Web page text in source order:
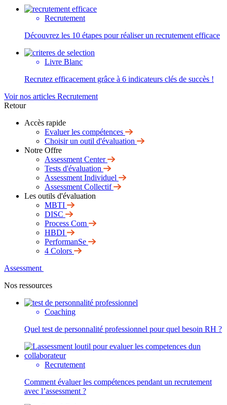
Recrutement
Découvrez les 10 étapes pour réaliser un recrutement efficace
Livre Blanc
Recrutez efficacement grâce à 6 indicateurs clés de succès !
Voir nos articles Recrutement
Retour
Accès rapide
Evaluer les compétences
Choisir un outil d'évaluation
Notre Offre
Assessment Center
Tests d'évaluation
Assessment Individuel
Assessment Collectif
Les outils d'évaluation
MBTI
DISC
Process Com
HBDI
PerformanSe
4 Colors
Assessment
Nos ressources
Coaching
Quel test de personnalité professionnel pour quel besoin RH ?
Recrutement
Comment évaluer les compétences pendant un recrutement
avec l’assessment ?